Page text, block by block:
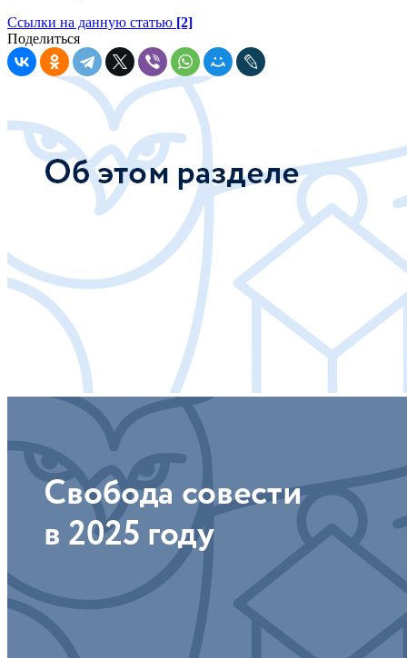
Ссылки на данную статью [2]
Поделиться